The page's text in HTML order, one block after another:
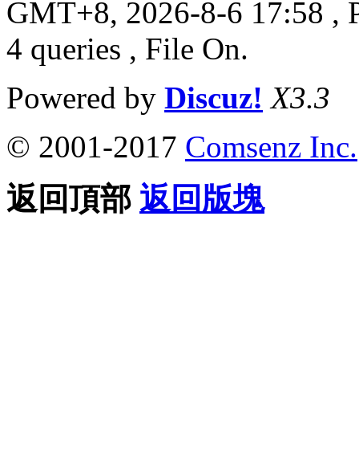
GMT+8, 2026-8-6 17:58 ,
4 queries , File On.
Powered by Discuz! X3.3
© 2001-2017 Comsenz Inc.
返回頂部 返回版塊